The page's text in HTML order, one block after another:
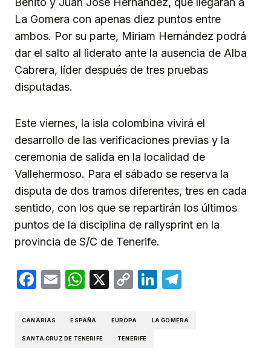
La Gomera con apenas diez puntos entre
ambos. Por su parte, Miriam Hernández podrá
dar el salto al liderato ante la ausencia de Alba
Cabrera, líder después de tres pruebas
disputadas.
Este viernes, la isla colombina vivirá el
desarrollo de las verificaciones previas y la
ceremonia de salida en la localidad de
Vallehermoso. Para el sábado se reserva la
disputa de dos tramos diferentes, tres en cada
sentido, con los que se repartirán los últimos
puntos de la disciplina de rallysprint en la
provincia de S/C de Tenerife.
Facebook
EmailWhatsApp
X
CopyLinkedIn
CANARIAS ESPAÑA EUROPA LA GOMERA
SANTA CRUZ DE TENERIFE TENERIFE